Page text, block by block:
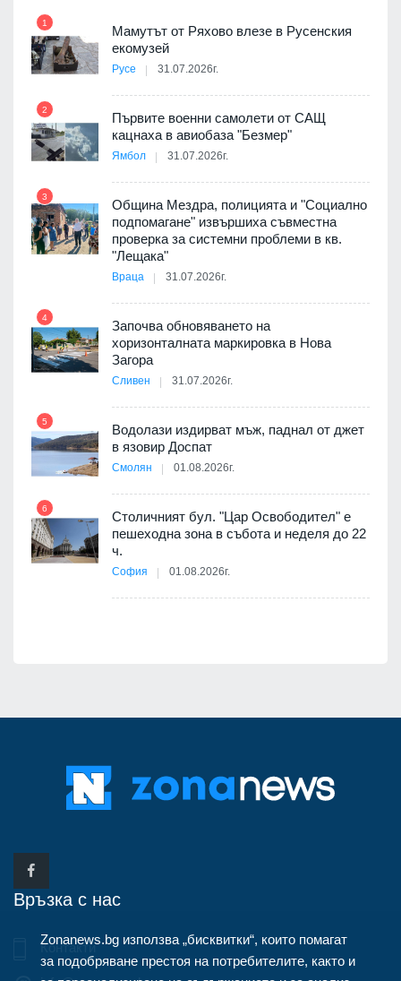
1
Мамутът от Ряхово влезе в Русенския
екомузей
Русе 31.07.2026г.
2
Първите военни самолети от САЩ
кацнаха в авиобаза "Безмер"
Ямбол 31.07.2026г.
3
Община Мездра, полицията и "Социално
подпомагане" извършиха съвместна
проверка за системни проблеми в кв.
"Лещака"
Враца 31.07.2026г.
4
Започва обновяването на
хоризонталната маркировка в Нова
Загора
Сливен 31.07.2026г.
5
Водолази издирват мъж, паднал от джет
в язовир Доспат
Смолян 01.08.2026г.
6
Столичният бул. "Цар Освободител" е
пешеходна зона в събота и неделя до 22
ч.
София 01.08.2026г.
Връзка с нас
Контакти
Zonanews.bg използва „бисквитки“, които помагат
за подобряване престоя на потребителите, както и